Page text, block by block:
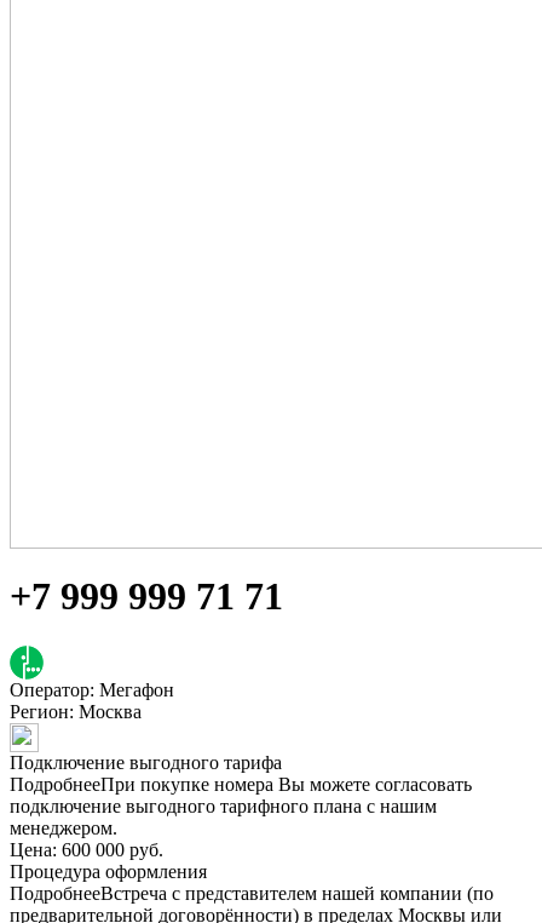
+7 999 999 71 71
Оператор: Мегафон
Регион: Москва
Подключение выгодного тарифа
ПодробнееПри покупке номера Вы можете согласовать
подключение выгодного тарифного плана с нашим
менеджером.
Цена: 600 000 руб.
Процедура оформления
ПодробнееВстреча с представителем нашей компании (по
предварительной договорённости) в пределах Москвы или